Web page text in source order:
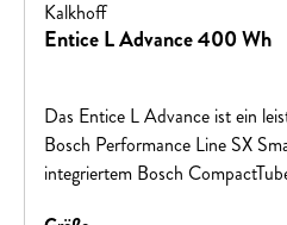
Kalkhoff
Entice L Advance 400 Wh
Das Entice L Advance ist ein
Bosch Performance Line SX
integriertem Bosch